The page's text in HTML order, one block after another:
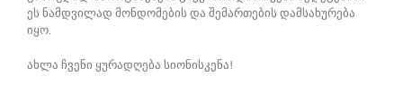
ეს ნამდვილად მონდომების და შემართების დამსახურება
იყო.
ახლა ჩვენი ყურადღება სიონისკენა!